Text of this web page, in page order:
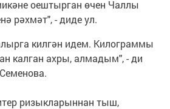
оештырган өчен Чаллы
рәхмәт", - диде ул.
килгән идем. Килограммы
калган ахры, алмадым", - ди
ризыкларыннан тыш,